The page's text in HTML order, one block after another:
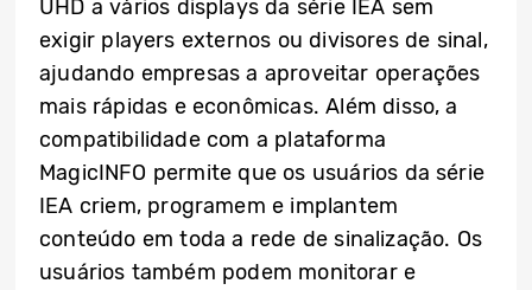
UHD a vários displays da série IEA sem
exigir players externos ou divisores de sinal,
ajudando empresas a aproveitar operações
mais rápidas e econômicas. Além disso, a
compatibilidade com a plataforma
MagicINFO permite que os usuários da série
IEA criem, programem e implantem
conteúdo em toda a rede de sinalização. Os
usuários também podem monitorar e